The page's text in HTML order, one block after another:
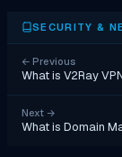
SECURITY &
← Previous
What is V2Ray
Next →
What is Domain